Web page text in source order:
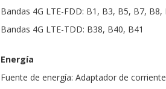
Bandas 4G LTE-FDD: B1, B3, B5, B7, B8,
Bandas 4G LTE-TDD: B38, B40, B41
Energía
Fuente de energía: Adaptador de